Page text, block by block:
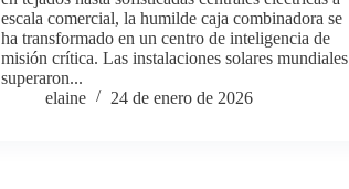
escala comercial, la humilde caja combinadora se
ha transformado en un centro de inteligencia de
misión crítica. Las instalaciones solares mundiales
superaron...
elaine
24 de enero de 2026